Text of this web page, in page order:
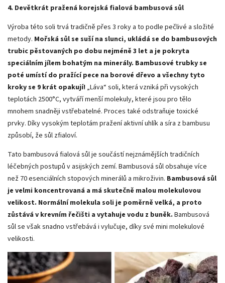
4. Devětkrát pražená korejská fialová bambusová sůl
Výroba této soli trvá tradičně přes 3 roky a to podle pečlivé a složité
metody. Mořská sůl se suší na slunci, ukládá se do bambusových
trubic pěstovaných po dobu nejméně 3 let a je pokryta
speciálním jílem bohatým na minerály. Bambusové trubky se
poté umístí do pražící pece na borové dřevo a všechny tyto
kroky se 9 krát opakují! „Láva“ soli, která vzniká při vysokých
teplotách 2500°C, vytváří menší molekuly, které jsou pro tělo
mnohem snadněji vstřebatelné. Proces také odstraňuje toxické
prvky. Díky vysokým teplotám pražení aktivní uhlík a síra z bambusu
způsobí, že sůl zfialoví.
Tato bambusová fialová sůl je součástí nejznámějších tradičních
léčebných postupů v asijských zemí. Bambusová sůl obsahuje více
než 70 esenciálních stopových minerálů a mikroživin. Bambusová sůl
je velmi koncentrovaná a má skutečně malou molekulovou
velikost. Normální molekula soli je poměrně velká, a proto
zůstává v krevním řečišti a vytahuje vodu z buněk. Bambusová
sůl se však snadno vstřebává i vylučuje, díky své mini molekulové
velikosti.